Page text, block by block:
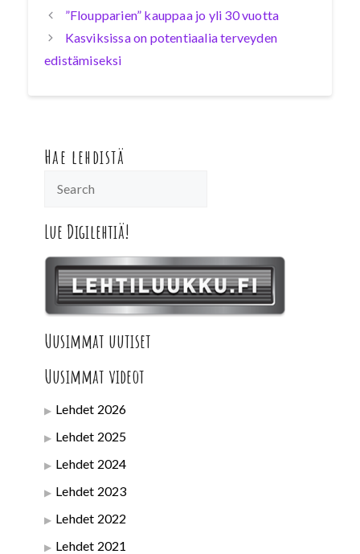
”Floupparien” kauppaa jo yli 30 vuotta
Kasviksissa on potentiaalia terveyden
edistämiseksi
Hae lehdistä
Lue Digilehtiä!
Uusimmat uutiset
Uusimmat videot
Lehdet 2026
Lehdet 2025
Lehdet 2024
Lehdet 2023
Lehdet 2022
Lehdet 2021